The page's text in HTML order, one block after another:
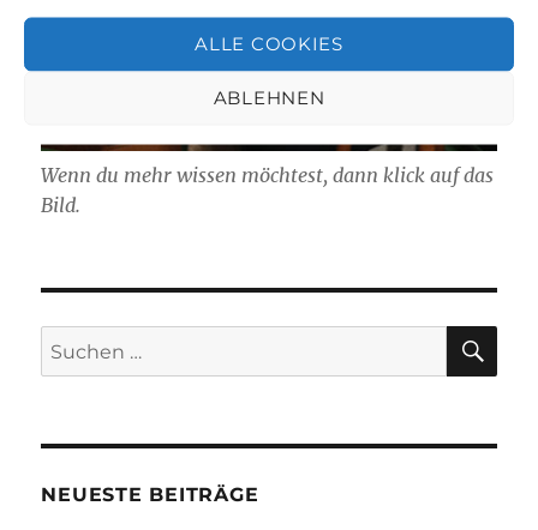
ALLE COOKIES
ABLEHNEN
Wenn du mehr wissen möchtest, dann klick auf das
Bild.
Suchen
nach:
NEUESTE BEITRÄGE